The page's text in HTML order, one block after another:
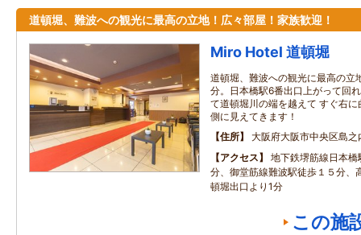
道頓堀、難波への観光に最高の立地！広々部屋！家族歓迎！
Miro Hotel 道頓堀
道頓堀、難波への観光に最高の立
分。日本橋駅6番出口上がって回
て道頓堀川の端を越えて すぐ右
側に見えてきます！
住所
大阪府大阪市中央区島
アクセス
地下鉄堺筋線日本
分、御堂筋線難波駅徒歩１５分、
頓堀出口より1分
この施